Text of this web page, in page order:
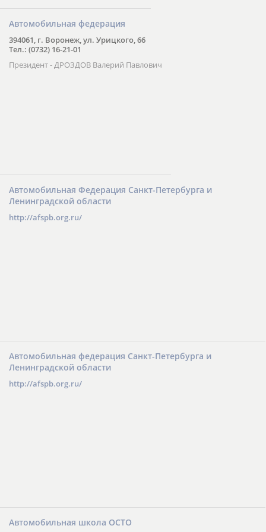
Автомобильная федерация
394061, г. Воронеж, ул. Урицкого, 66
Тел.: (0732) 16-21-01
Президент - ДРОЗДОВ Валерий Павлович
Автомобильная Федерация Санкт-Петербурга и
Ленинградской области
http://afspb.org.ru/
Автомобильная федерация Санкт-Петербурга и
Ленинградской области
http://afspb.org.ru/
Автомобильная школа ОСТО